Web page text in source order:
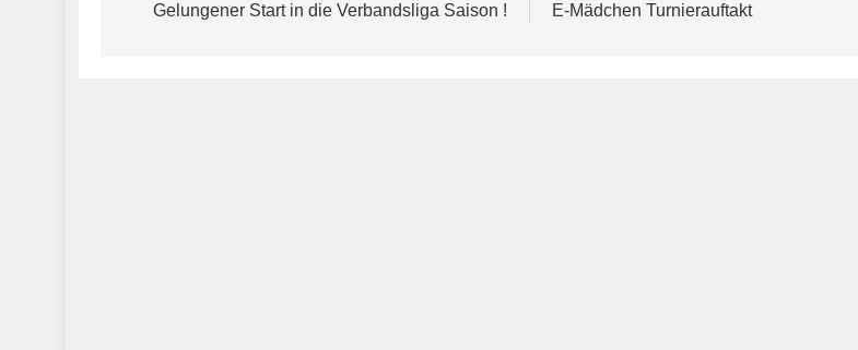
Gelungener Start in die Verbandsliga Saison ! E-Mädchen Turnierauftakt